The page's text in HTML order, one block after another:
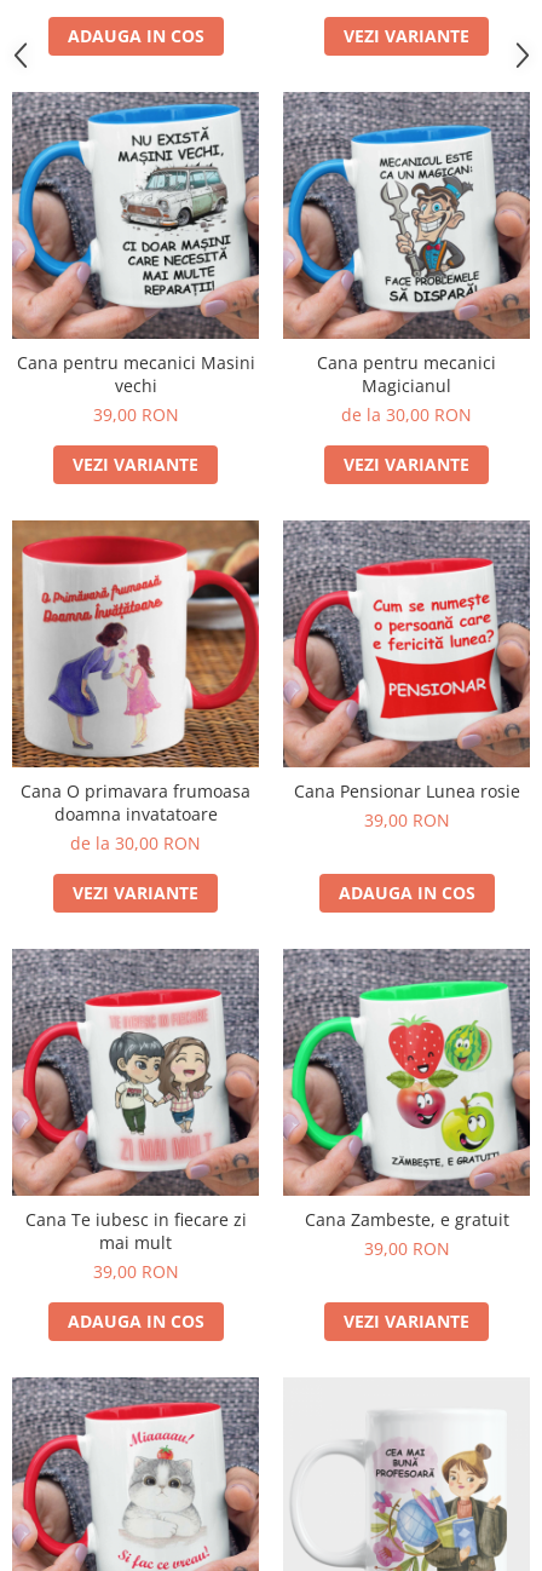
ADAUGA IN COS VEZI VARIANTE
Cana pentru mecanici Masini
vechi
39,00 RON
VEZI VARIANTE
Cana pentru mecanici
Magicianul
de la 30,00 RON
VEZI VARIANTE
Cana O primavara frumoasa
doamna invatatoare
de la 30,00 RON
VEZI VARIANTE
Cana Pensionar Lunea rosie
39,00 RON
ADAUGA IN COS
Cana Te iubesc in fiecare zi
mai mult
39,00 RON
ADAUGA IN COS
Cana Zambeste, e gratuit
39,00 RON
VEZI VARIANTE